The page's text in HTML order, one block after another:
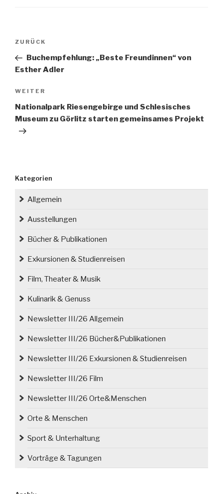
Vorheriger
Beitrag
ZURÜCK
Buchempfehlung: „Beste Freundinnen“ von
Esther Adler
Nächster
Beitrag
WEITER
Nationalpark Riesengebirge und Schlesisches
Museum zu Görlitz starten gemeinsames Projekt
Kategorien
Allgemein
Ausstellungen
Bücher & Publikationen
Exkursionen & Studienreisen
Film, Theater & Musik
Kulinarik & Genuss
Newsletter III/26 Allgemein
Newsletter III/26 Bücher&Publikationen
Newsletter III/26 Exkursionen & Studienreisen
Newsletter III/26 Film
Newsletter III/26 Orte&Menschen
Orte & Menschen
Sport & Unterhaltung
Vorträge & Tagungen